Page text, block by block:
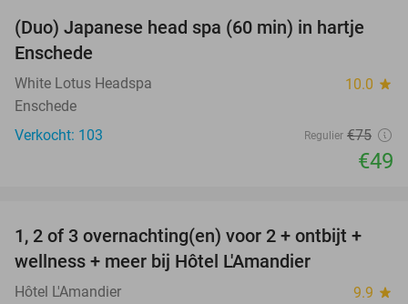
35%
(Duo) Japanese head spa (60 min) in hartje
Enschede
White Lotus Headspa 10.0 star
Enschede
Verkocht: 103
Regulier €75
€49
32%
TODAY
1, 2 of 3 overnachting(en) voor 2 + ontbijt +
wellness + meer bij Hôtel L'Amandier
Hôtel L'Amandier 9.9 star